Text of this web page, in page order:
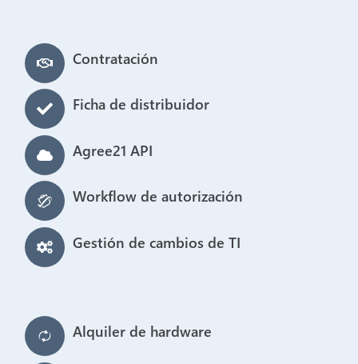
Contratación
Ficha de distribuidor
Agree21 API
Workflow de autorización
Gestión de cambios de TI
Alquiler de hardware